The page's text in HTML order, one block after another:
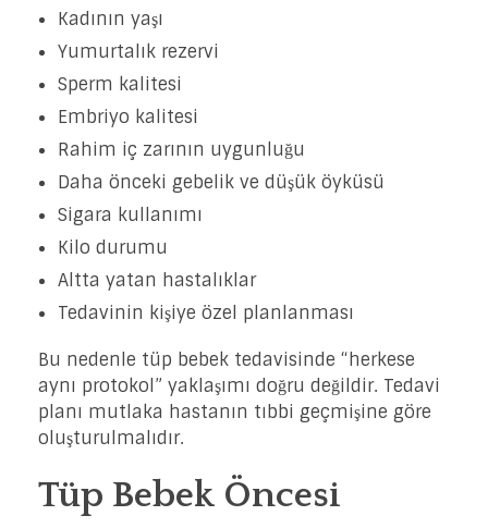
Kadının yaşı
Yumurtalık rezervi
Sperm kalitesi
Embriyo kalitesi
Rahim iç zarının uygunluğu
Daha önceki gebelik ve düşük öyküsü
Sigara kullanımı
Kilo durumu
Altta yatan hastalıklar
Tedavinin kişiye özel planlanması
Bu nedenle tüp bebek tedavisinde “herkese
aynı protokol” yaklaşımı doğru değildir. Tedavi
planı mutlaka hastanın tıbbi geçmişine göre
oluşturulmalıdır.
Tüp Bebek Öncesi